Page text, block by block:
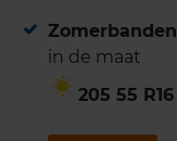
Zomerbanden
in de maat
205 55 R16